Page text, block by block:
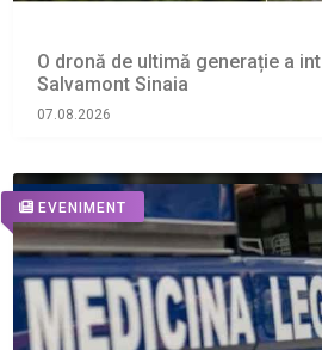
O dronă de ultimă generație a
Salvamont Sinaia
07.08.2026
EVENIMENT